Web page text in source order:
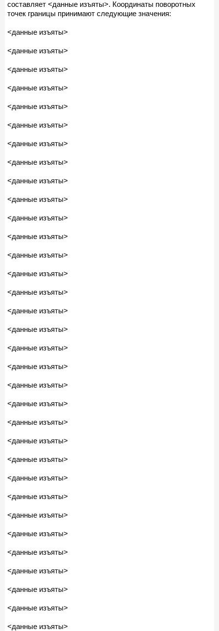
составляет <данные изъяты>. Координаты поворотных
точек границы принимают следующие значения:
<данные изъяты>
<данные изъяты>
<данные изъяты>
<данные изъяты>
<данные изъяты>
<данные изъяты>
<данные изъяты>
<данные изъяты>
<данные изъяты>
<данные изъяты>
<данные изъяты>
<данные изъяты>
<данные изъяты>
<данные изъяты>
<данные изъяты>
<данные изъяты>
<данные изъяты>
<данные изъяты>
<данные изъяты>
<данные изъяты>
<данные изъяты>
<данные изъяты>
<данные изъяты>
<данные изъяты>
<данные изъяты>
<данные изъяты>
<данные изъяты>
<данные изъяты>
<данные изъяты>
<данные изъяты>
<данные изъяты>
<данные изъяты>
<данные изъяты>